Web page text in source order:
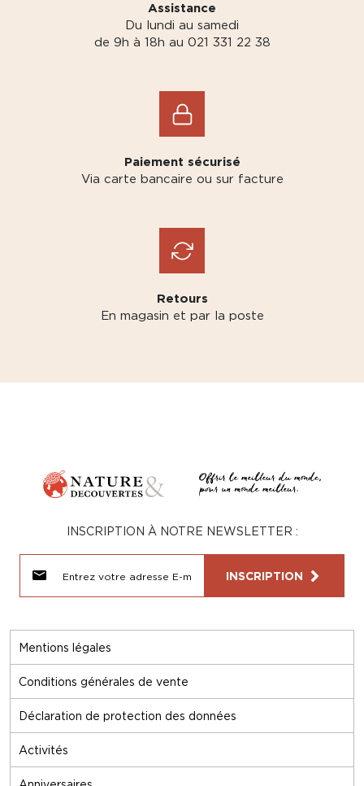
Assistance
Du lundi au samedi
de 9h à 18h au 021 331 22 38
Paiement sécurisé
Via carte bancaire ou sur facture
Retours
En magasin et par la poste
Mentions légales
Conditions générales de vente
Déclaration de protection des données
Activités
INSCRIPTION À NOTRE NEWSLETTER :
INSCRIPTION